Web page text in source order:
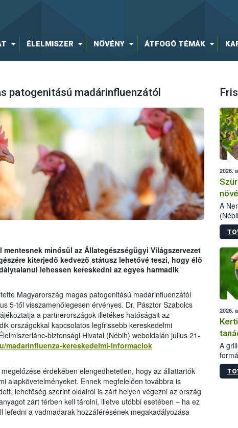
ÉLELMISZER NÖVÉNY ÁTFOGÓ TÉMÁK
patogenitású madárinfluenzától
minősül az Állategészségügyi Világszervezet
kiterjedő kedvező státusz lehetővé teszi, hogy élő
lehessen kereskedni az egyes harmadik
Magyarország magas patogenitású madárinfluenzától
5-től visszamenőlegesen érvényes. Dr. Pásztor Szabolcs
a partnerországok illetékes hatóságait az
országokkal kapcsolatos legfrissebb kereskedelmi
biztonsági Hivatal (Nébih) weboldalán július 21-
madarinfluenza-kereskedelmi-informaciok
érdekében elengedhetetlen, hogy az állattartók
alapkövetelményeket. Ennek megfelelően továbbra is
lehetőség szerint oldalról is zárt helyen végezni az ország
zárt térben kell tárolni, illetve utóbbi esetében – ha ez
lefedni a vadmadarak hozzáférésének megakadályozása
2026.
A
Az
2026.
A